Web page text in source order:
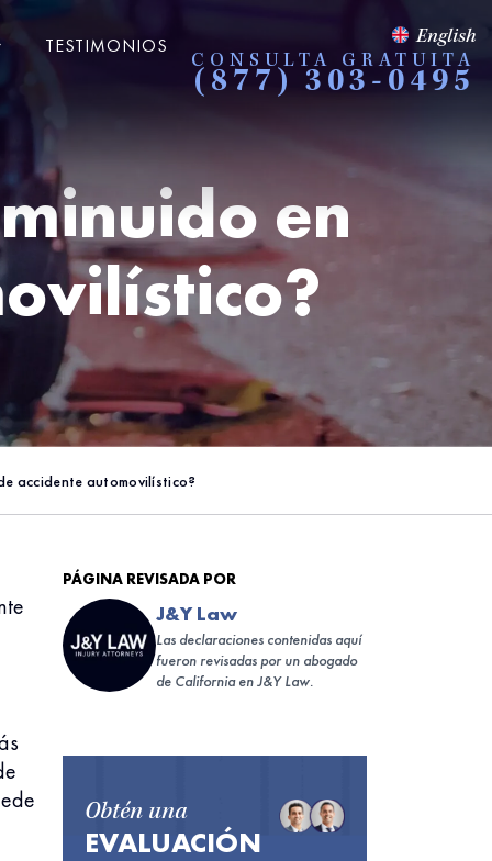
TESTIMONIOS
English
CONSULTA GRATUITA
(877) 303-0495
en
accidente automovilístico?
PÁGINA REVISADA POR
J&Y Law
Las declaraciones contenidas aquí
fueron revisadas por un abogado
de California en J&Y Law.
Obtén una
EVALUACIÓN